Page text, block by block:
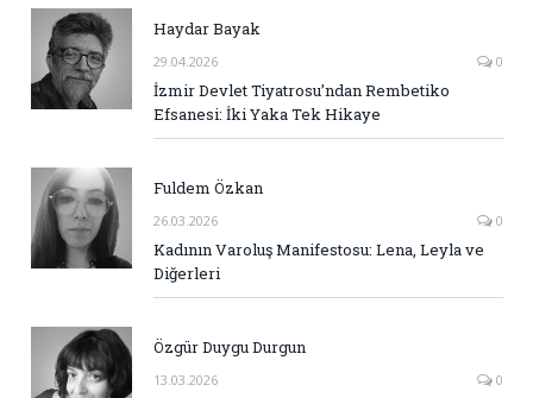
Haydar Bayak
29.04.2026 0
İzmir Devlet Tiyatrosu’ndan Rembetiko
Efsanesi: İki Yaka Tek Hikaye
Fuldem Özkan
26.03.2026 0
Kadının Varoluş Manifestosu: Lena, Leyla ve
Diğerleri
Özgür Duygu Durgun
13.03.2026 0